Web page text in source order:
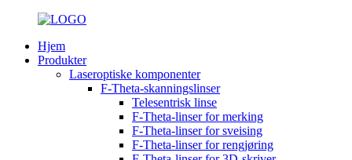
Hjem
Produkter
Laseroptiske komponenter
F-Theta-skanningslinser
Telesentrisk linse
F-Theta-linser for merking
F-Theta-linser for sveising
F-Theta-linser for rengjøring